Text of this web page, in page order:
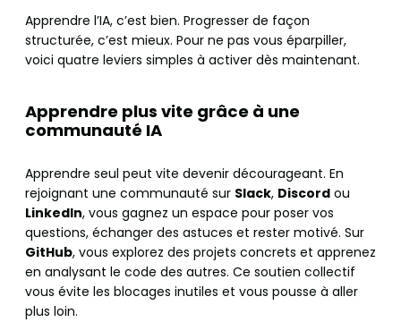
Apprendre l’IA, c’est bien. Progresser de façon
structurée, c’est mieux. Pour ne pas vous éparpiller,
voici quatre leviers simples à activer dès maintenant.
Apprendre plus vite grâce à une
communauté IA
Apprendre seul peut vite devenir décourageant. En
rejoignant une communauté sur Slack, Discord ou
LinkedIn, vous gagnez un espace pour poser vos
questions, échanger des astuces et rester motivé. Sur
GitHub, vous explorez des projets concrets et apprenez
en analysant le code des autres. Ce soutien collectif
vous évite les blocages inutiles et vous pousse à aller
plus loin.